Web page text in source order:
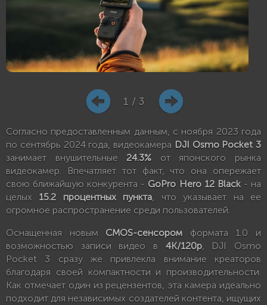
1 / 3
Согласно предоставленным данным, с ноября 2023 года
по сентябрь 2024 года, видеокамера DJI Osmo Pocket 3
занимает внушительные 24.3% от японского рынка
видеокамер. Впечатляет тот факт, что она опережает
свою ближайшую конкурента - GoPro Hero 12 Black- на
целых 15.2 процентных пункта, что указывает на ее
огромное распространение среди пользователей.
Оснащенная новым CMOS-сенсором формата 1.0 и
возможностью записи видео в 4K/120p, DJI Osmo
Pocket 3 сразу же привлекла внимание креаторов
благодаря своей компактности и производительности.
Как отмечает один из рецензентов, эта камера идеально
подходит для независимых создателей контента, ищущих